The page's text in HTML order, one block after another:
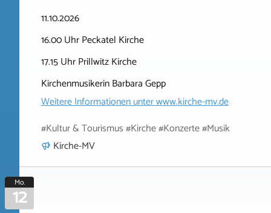
11.10.2026
16.00 Uhr Peckatel Kirche
17.15 Uhr Prillwitz Kirche
Kirchenmusikerin Barbara Gepp
Weitere Informationen unterwww.kirche-mv.de
#Kultur & Tourismus #Kirche #Konzerte #Musik
Kirche-MV
Mo.
12